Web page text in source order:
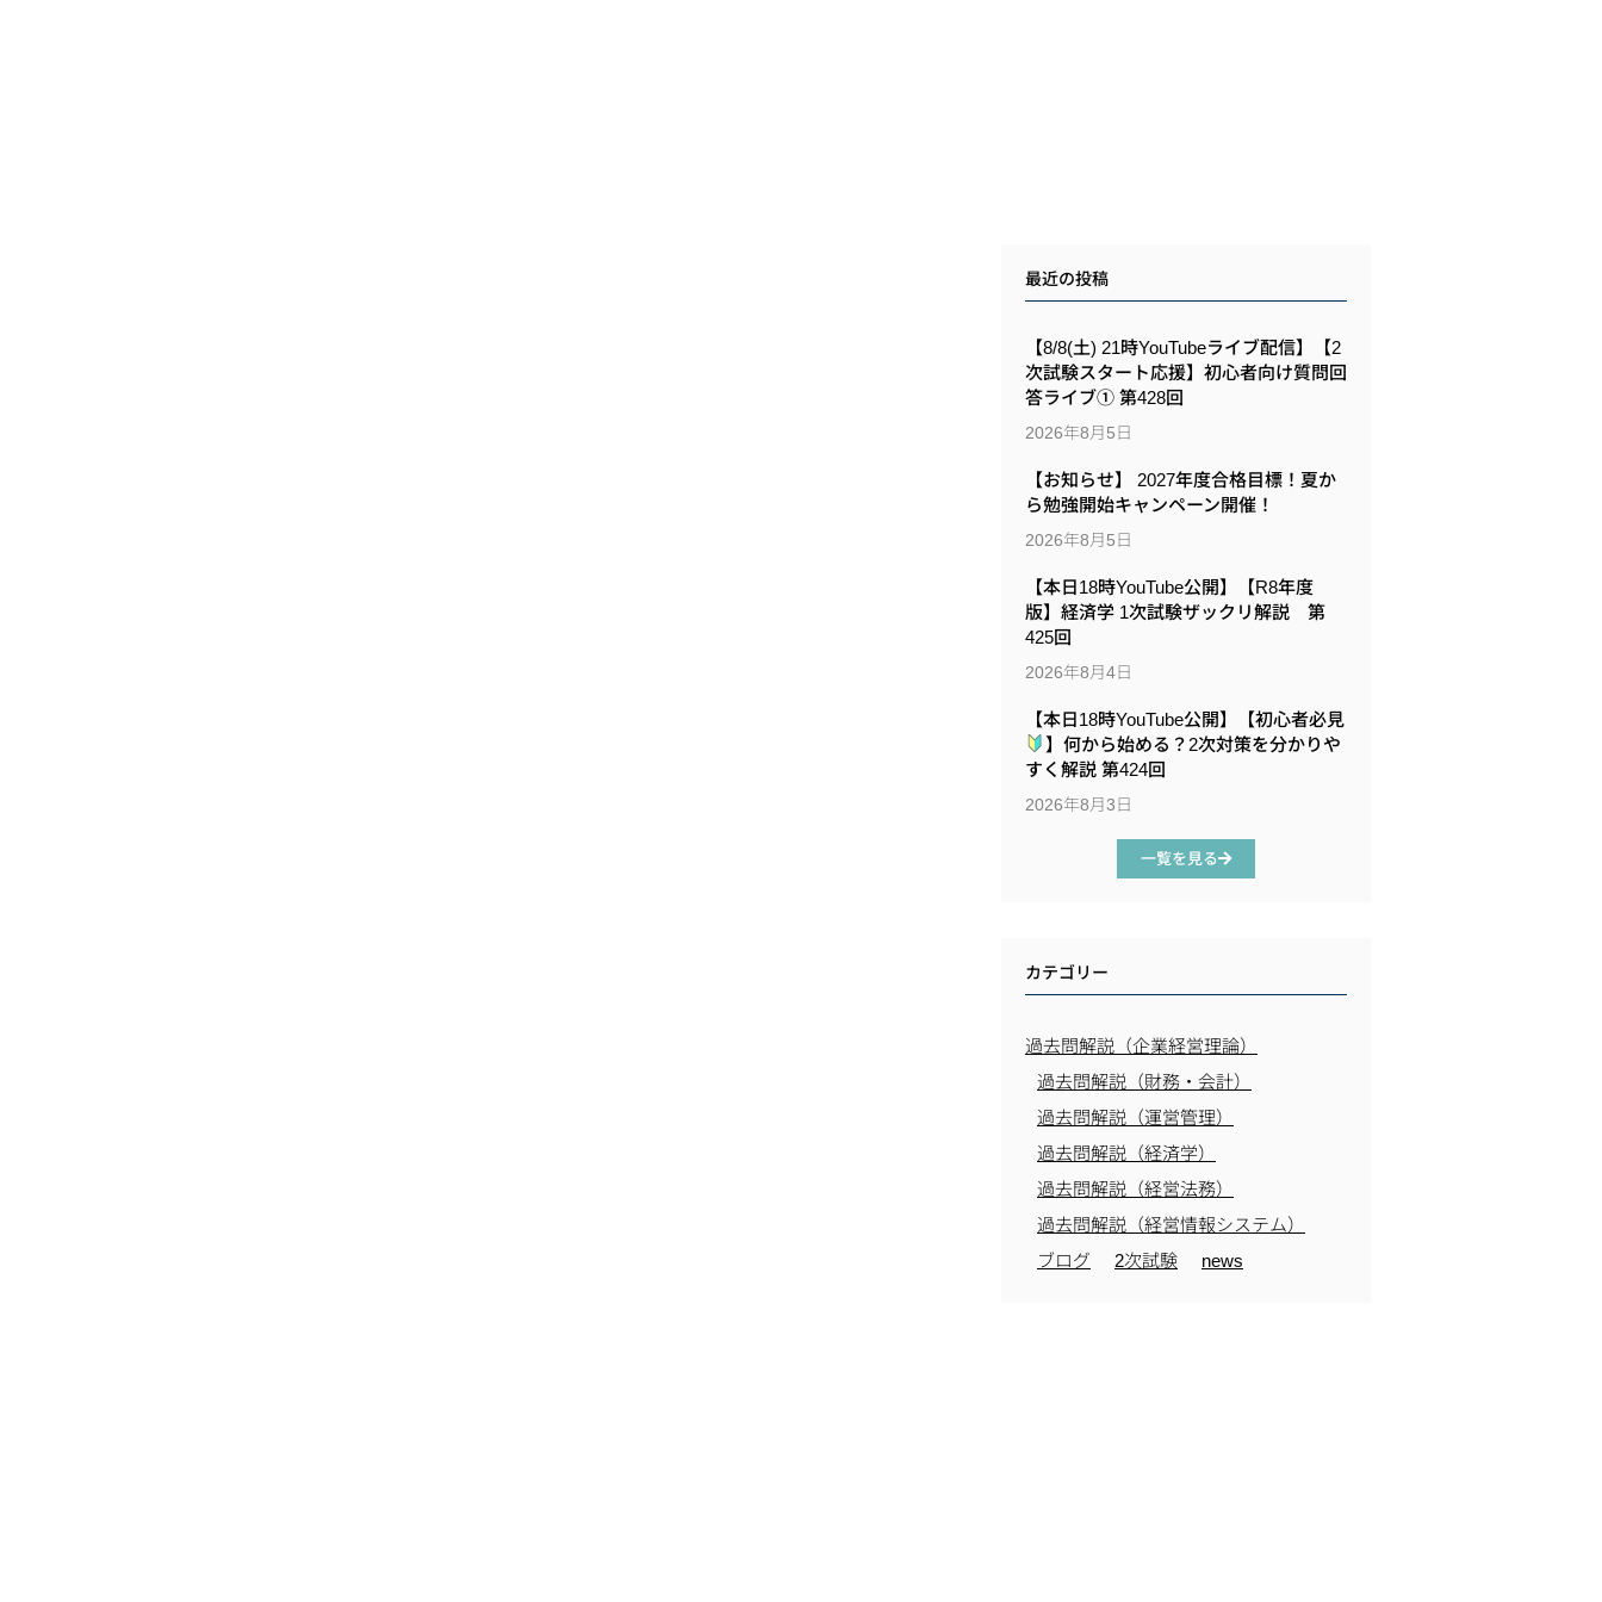
最近の投稿
【8/8(土) 21時YouTubeライブ配信】【2
次試験スタート応援】初心者向け質問回
答ライブ① 第428回
2026年8月5日
【お知らせ】 2027年度合格目標！夏か
ら勉強開始キャンペーン開催！
2026年8月5日
【本日18時YouTube公開】【R8年度
版】経済学 1次試験ザックリ解説 第
425回
2026年8月4日
【本日18時YouTube公開】【初心者必見
】何から始める？2次対策を分かりや
すく解説 第424回
2026年8月3日
一覧を見る
カテゴリー
過去問解説（企業経営理論）
過去問解説（財務・会計）
過去問解説（運営管理）
過去問解説（経済学）
過去問解説（経営法務）
過去問解説（経営情報システム）
ブログ
2次試験 news